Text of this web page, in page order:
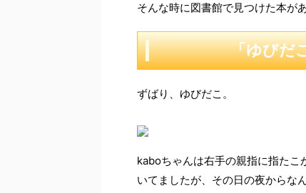
そんな時に図書館で見つけた本が
「ゆびだ
ずばり、ゆびだこ。
kaboちゃんは右手の親指に指たこ
いてましたが、その日の夜からな